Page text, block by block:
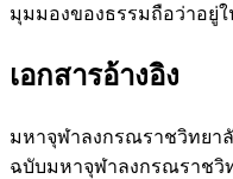
มุมมองของธรรมถือว่าอยู่
เอกสารอ้างอิง
มหาจุฬาลงกรณราชวิทยาลั
ฉบับมหาจุฬาลงกรณราชวิ